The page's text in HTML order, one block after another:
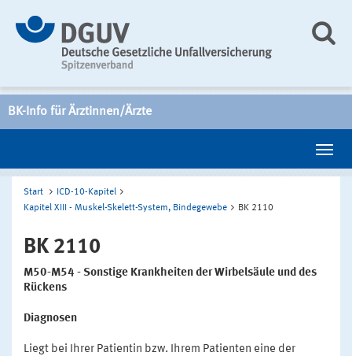
BK-Info für Ärztinnen/Ärzte
Start
ICD-10-Kapitel
Kapitel XIII - Muskel-Skelett-System, Bindegewebe
BK 2110
BK 2110
M50-M54 - Sonstige Krankheiten der Wirbelsäule und des
Rückens
Diagnosen
Liegt bei Ihrer Patientin bzw. Ihrem Patienten eine der